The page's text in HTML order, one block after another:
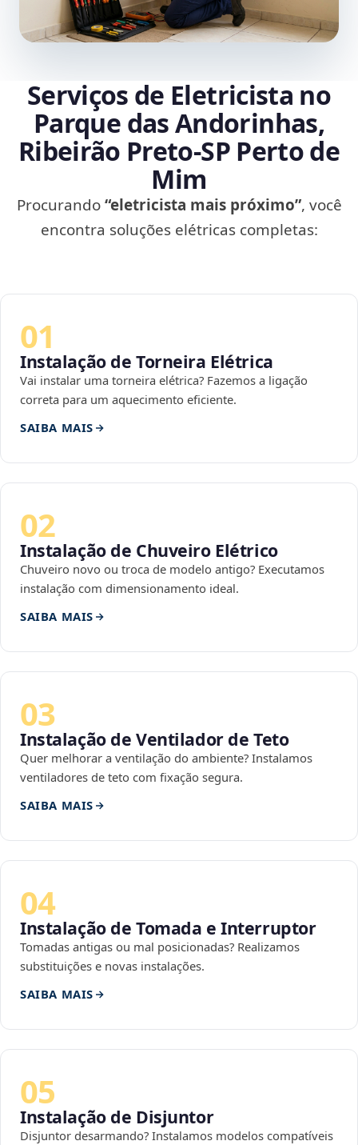
Serviços de Eletricista no
Parque das Andorinhas,
Ribeirão Preto‑SP Perto de
Mim
Procurando“eletricista mais próximo”, você
encontra soluções elétricas completas:
01
Instalação de Torneira Elétrica
Vai instalar uma torneira elétrica? Fazemos a ligação
correta para um aquecimento eficiente.
SAIBA MAIS
02
Instalação de Chuveiro Elétrico
Chuveiro novo ou troca de modelo antigo? Executamos
instalação com dimensionamento ideal.
SAIBA MAIS
03
Instalação de Ventilador de Teto
Quer melhorar a ventilação do ambiente? Instalamos
ventiladores de teto com fixação segura.
SAIBA MAIS
04
Instalação de Tomada e Interruptor
Tomadas antigas ou mal posicionadas? Realizamos
substituições e novas instalações.
SAIBA MAIS
05
Instalação de Disjuntor
Disjuntor desarmando? Instalamos modelos compatíveis